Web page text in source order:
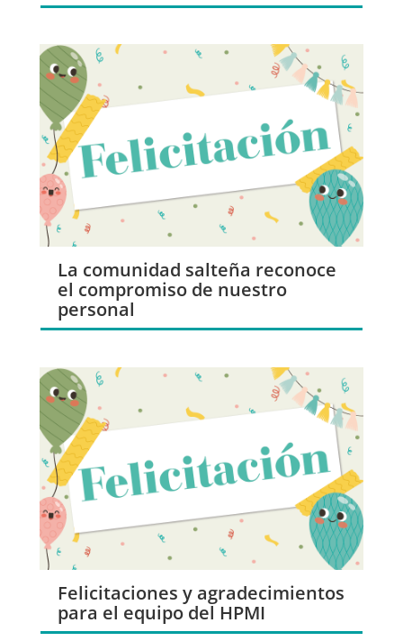
La comunidad salteña reconoce
el compromiso de nuestro
personal
Felicitaciones y agradecimientos
para el equipo del HPMI